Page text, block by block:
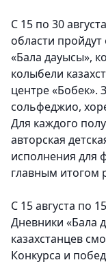
С 15 по 30
области
«Бала дауысы»,
колыбели
центре «Бобек».
сольфеджио,
Для каждого
авторская
исполнения для
главным итогом
С 15 августа по
Дневники «Бала
казахстанцев
Конкурса и